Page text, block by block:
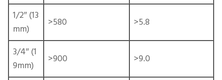
1/2″ (13
mm)
>580 >5.8
3/4″ (1
9mm)
>900 >9.0